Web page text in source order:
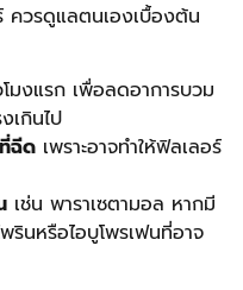
วรดูแลตนเองเบื้องต้น
มงแรก เพื่อลดอาการบวม
เกินไป
ฉีด เพราะอาจทำให้ฟิลเลอร์
เช่น พาราเซตามอล หากมี
รินหรือไอบูโพรเฟนที่อาจ